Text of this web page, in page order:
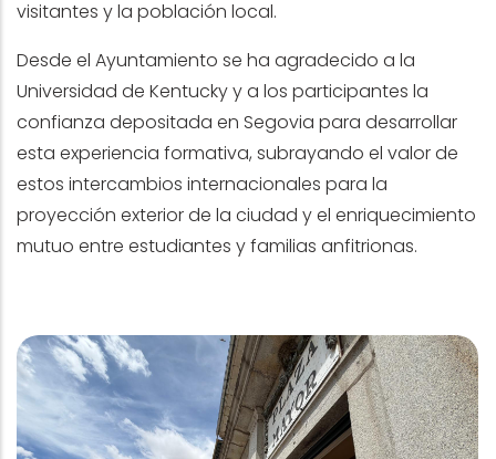
visitantes y la población local.
Desde el Ayuntamiento se ha agradecido a la
Universidad de Kentucky y a los participantes la
confianza depositada en Segovia para desarrollar
esta experiencia formativa, subrayando el valor de
estos intercambios internacionales para la
proyección exterior de la ciudad y el enriquecimiento
mutuo entre estudiantes y familias anfitrionas.